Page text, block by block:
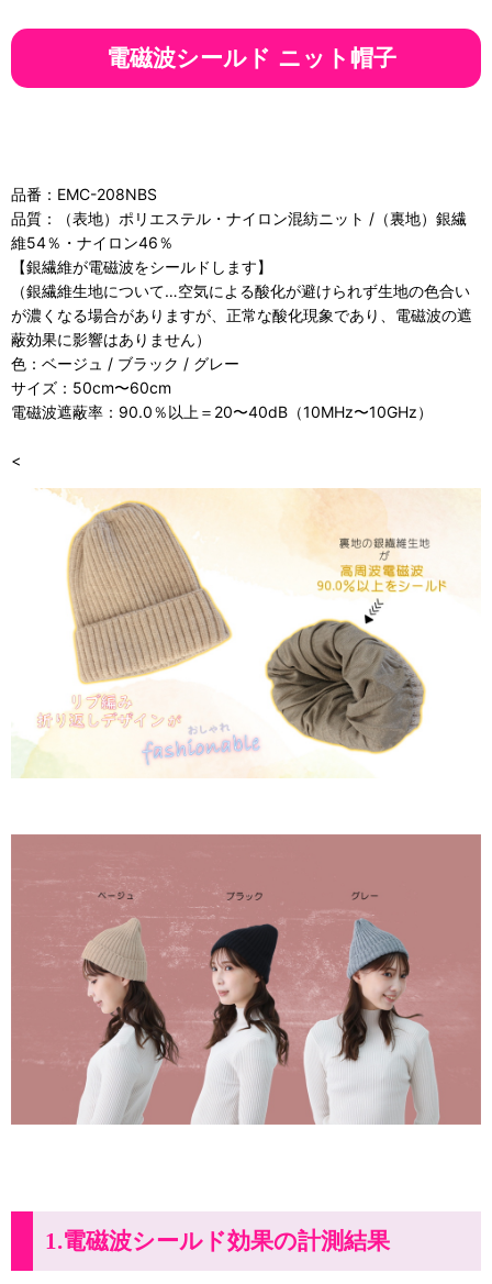
電磁波シールド ニット帽子
品番：EMC-208NBS
品質：（表地）ポリエステル・ナイロン混紡ニット /（裏地）銀繊
維54％・ナイロン46％
【銀繊維が電磁波をシールドします】
（銀繊維生地について…空気による酸化が避けられず生地の色合い
が濃くなる場合がありますが、正常な酸化現象であり、電磁波の遮
蔽効果に影響はありません）
色：ベージュ / ブラック / グレー
サイズ：50cm〜60cm
電磁波遮蔽率：90.0％以上＝20〜40dB（10MHz〜10GHz）
<
1.電磁波シールド効果の計測結果